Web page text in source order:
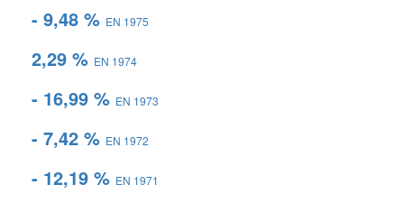
- 9,48 % EN 1975
2,29 % EN 1974
- 16,99 % EN 1973
- 7,42 % EN 1972
- 12,19 % EN 1971